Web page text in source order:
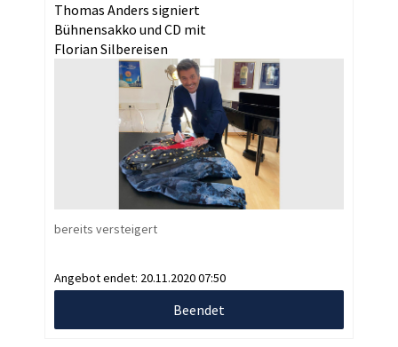
Thomas Anders signiert
Bühnensakko und CD mit
Florian Silbereisen
bereits versteigert
Angebot endet: 20.11.2020 07:50
Beendet